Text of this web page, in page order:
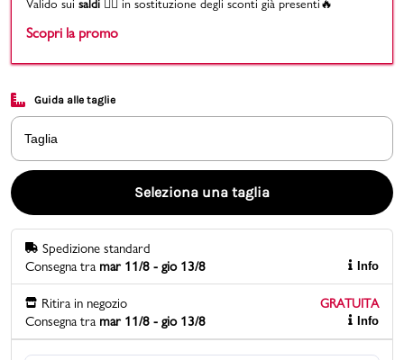
negozi
pcard
Gift card
Scopri la promo
Guida alle taglie
Taglia
Seleziona una taglia
Spedizione standard
Consegna tra mar 11/8 - gio 13/8 Info
Ritira in negozio
GRATUITA
Consegna tra mar 11/8 - gio 13/8 Info